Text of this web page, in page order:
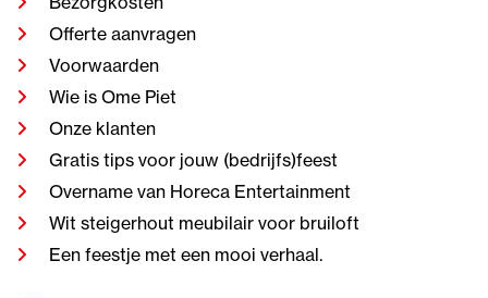
Offerte aanvragen
Voorwaarden
Wie is Ome Piet
Onze klanten
Gratis tips voor jouw (bedrijfs)feest
Overname van Horeca Entertainment
Wit steigerhout meubilair voor bruiloft
Een feestje met een mooi verhaal.